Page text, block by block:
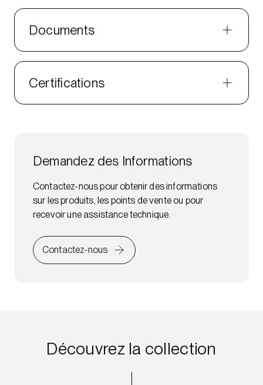
Documents
Certifications
Demandez des Informations
Contactez-nous pour obtenir des informations
sur les produits, les points de vente ou pour
recevoir une assistance technique.
Contactez-nous
Découvrez la collection